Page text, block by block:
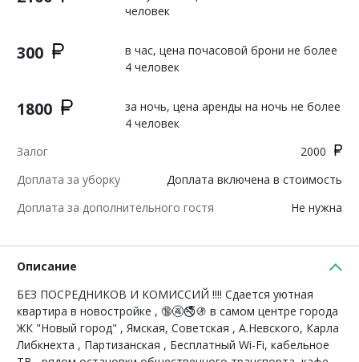
человек
300
в час, цена почасовой брони не более
4 человек
1800
за ночь, цена аренды на ночь не более
4 человек
Залог
2000
Доплата за уборку
Доплата включена в стоимость
Доплата за дополнительного гостя
Не нужна
Описание
БЕЗ ПОСРЕДНИКОВ И КОМИССИЙ !!!! Сдается уютная
квартира в новостройке , 🔞🚱🚭🚯 в самом центре города
ЖК "Новый город" , Ямская, Советская , А.Невского, Карла
Либкнехта , Партизанская , Бесплатный Wi-Fi, кабельное